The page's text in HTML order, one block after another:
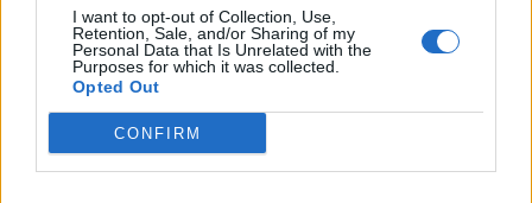
I want to opt-out of Collection, Use,
Retention, Sale, and/or Sharing of my
Personal Data that Is Unrelated with the
Purposes for which it was collected.
Opted Out
CONFIRM